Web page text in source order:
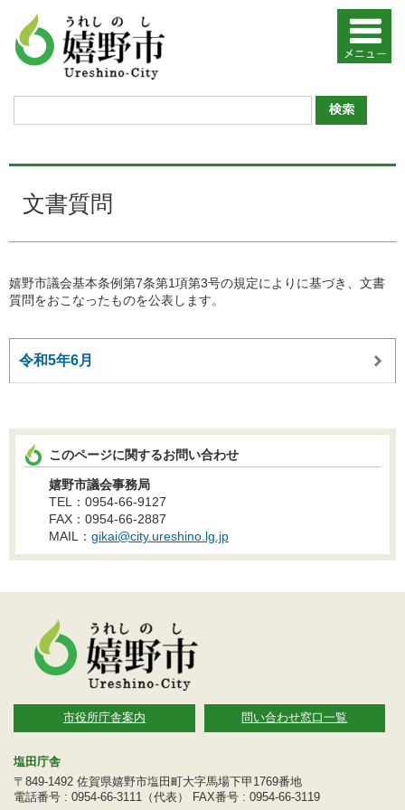
文書質問
嬉野市議会基本条例第7条第1項第3号の規定によりに基づき、文書
質問をおこなったものを公表します。
令和5年6月
このページに関するお問い合わせ
嬉野市議会事務局
TEL：0954-66-9127
FAX：0954-66-2887
MAIL： gikai@city.ureshino.lg.jp
市役所庁舎案内 問い合わせ窓口一覧
塩田庁舎
〒849-1492 佐賀県嬉野市塩田町大字馬場下甲1769番地
電話番号 : 0954-66-3111（代表） FAX番号 : 0954-66-3119